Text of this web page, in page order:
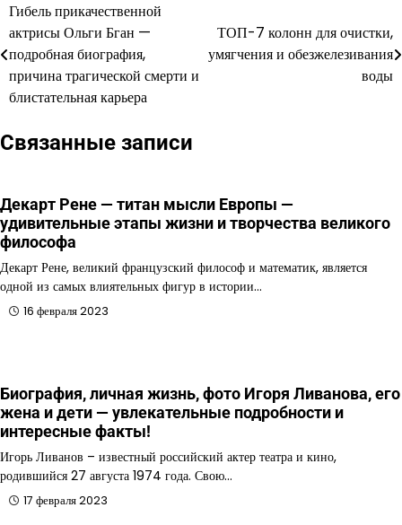
Навигация
по
записям
Гибель прикачественной
актрисы Ольги Бган —
подробная биография,
причина трагической смерти и
блистательная карьера
ТОП-7 колонн для очистки,
умягчения и обезжелезивания
воды
Связанные записи
Декарт Рене — титан мысли Европы —
удивительные этапы жизни и творчества великого
философа
Декарт Рене, великий французский философ и математик, является
одной из самых влиятельных фигур в истории…
16 февраля 2023
Биография, личная жизнь, фото Игоря Ливанова, его
жена и дети — увлекательные подробности и
интересные факты!
Игорь Ливанов – известный российский актер театра и кино,
родившийся 27 августа 1974 года. Свою…
17 февраля 2023